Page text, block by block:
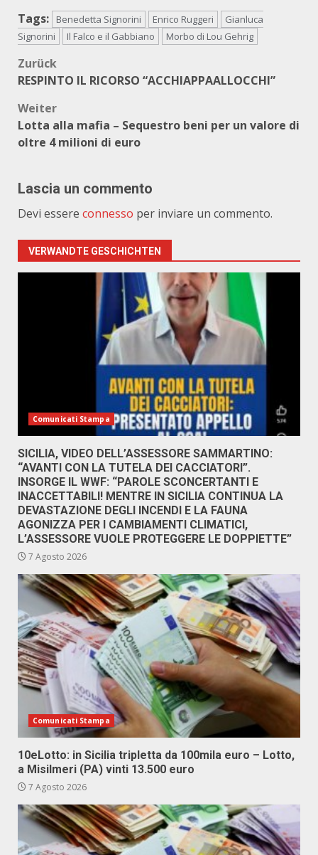
Tags: Benedetta Signorini Enrico Ruggeri
Gianluca
Signorini
Il Falco e il Gabbiano Morbo di Lou Gehrig
Beitragsnavigation
Zurück
RESPINTO IL RICORSO “ACCHIAPPAALLOCCHI”
Weiter
Lotta alla mafia – Sequestro beni per un valore di
oltre 4 milioni di euro
Lascia un commento
Devi essere connesso per inviare un commento.
VERWANDTE GESCHICHTEN
Comunicati Stampa
SICILIA, VIDEO DELL’ASSESSORE SAMMARTINO:
“AVANTI CON LA TUTELA DEI CACCIATORI”.
INSORGE IL WWF: “PAROLE SCONCERTANTI E
INACCETTABILI! MENTRE IN SICILIA CONTINUA LA
DEVASTAZIONE DEGLI INCENDI E LA FAUNA
AGONIZZA PER I CAMBIAMENTI CLIMATICI,
L’ASSESSORE VUOLE PROTEGGERE LE DOPPIETTE”
7 Agosto 2026
Comunicati Stampa
10eLotto: in Sicilia tripletta da 100mila euro – Lotto,
a Misilmeri (PA) vinti 13.500 euro
7 Agosto 2026